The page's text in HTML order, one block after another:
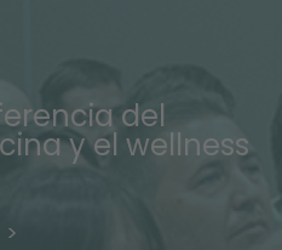
del
y el wellness